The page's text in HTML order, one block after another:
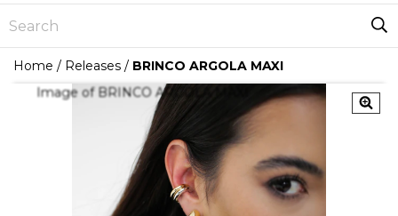
Home / Releases / BRINCO ARGOLA MAXI